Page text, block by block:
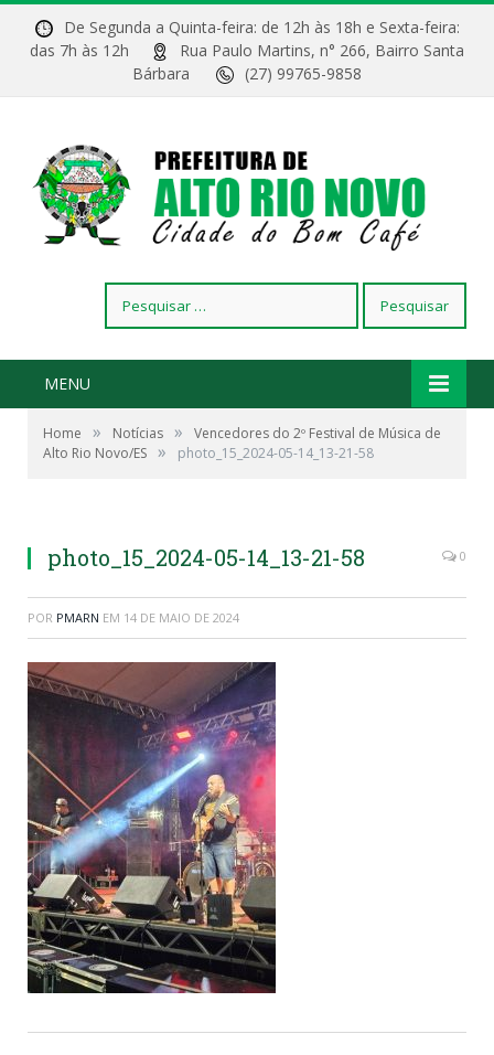
De Segunda a Quinta-feira: de 12h às 18h e Sexta-feira:
das 7h às 12h
Rua Paulo Martins, n° 266, Bairro Santa
Bárbara
(27) 99765-9858
por:
MENU
Home » Notícias »
Vencedores do 2º Festival de Música de
Alto Rio Novo/ES » photo_15_2024-05-14_13-21-58
photo_15_2024-05-14_13-21-58 0
POR PMARN EM 14 DE MAIO DE 2024